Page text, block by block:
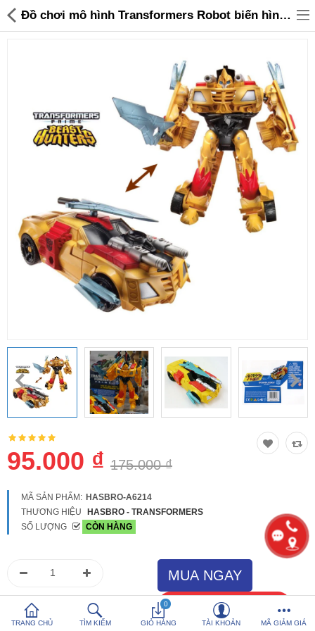
Đồ gia dụng & Nhà cửa
Đồ chơi trẻ em
Sản phẩm khác
Thương hiệu
So sánh Yêu thích (0)
Hotline: 0816 505 655
Tải App SanHangRe nhận Quà
TRANG CHỦ TÌM KIẾM
0
GIỎ HÀNG TÀI KHOẢN MÃ GIẢM GIÁ
Đồ chơi mô hình Transformers Robot biến hình Beast Hunters Bumblebee (Box) - 95,000 | Sanhangre
95.000 ₫ 175.000 ₫
MÃ SẢN PHẨM: HASBRO-A6214
THƯƠNG HIỆU
HASBRO - TRANSFORMERS
SỐ LƯỢNG
CÒN HÀNG